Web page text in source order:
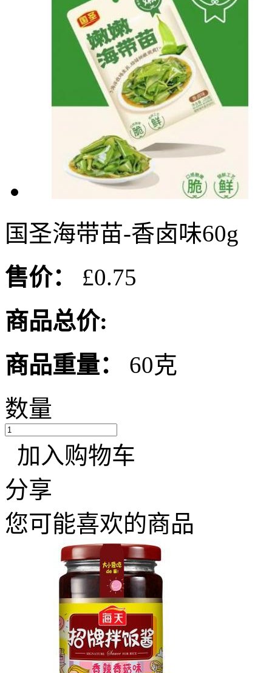
国圣海带苗-香卤味60g
售价：
£0.75
商品总价:
商品重量：
60克
数量
加入购物车
分享
您可能喜欢的商品